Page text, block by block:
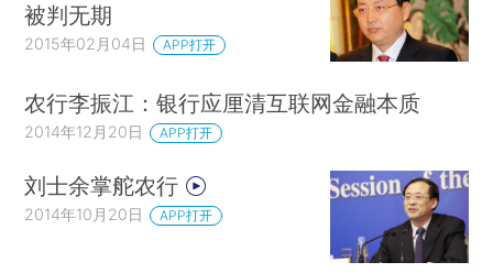
被判无期
2015年02月04日 APP打开
农行李振江：银行应厘清互联网金融本质
2014年12月20日 APP打开
刘士余掌舵农行
2014年10月20日 APP打开